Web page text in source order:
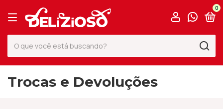
0
Trocas e Devoluções